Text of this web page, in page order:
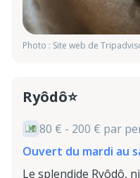
Photo : Site web de
Ryôdô⭐
80 € - 200 € par
Ouvert du mardi au
Le splendide Ryôdô,